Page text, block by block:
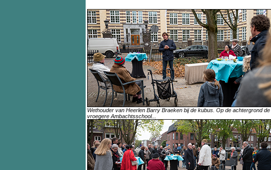
Wethouder van Heerlen Barry Braeken bij de kubus. Op de achtergrond de
vroegere Ambachtsschool...